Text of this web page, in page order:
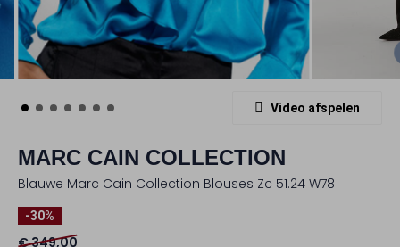
Video afspelen
MARC CAIN COLLECTION
Blauwe Marc Cain Collection Blouses Zc 51.24 W78
-30%
€ 349,00